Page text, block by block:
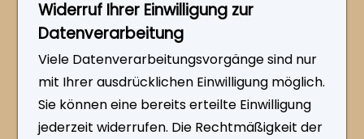
Widerruf Ihrer Einwilligung zur
Datenverarbeitung
Viele Datenverarbeitungsvorgänge sind nur
mit Ihrer ausdrücklichen Einwilligung möglich.
Sie können eine bereits erteilte Einwilligung
jederzeit widerrufen. Die Rechtmäßigkeit der